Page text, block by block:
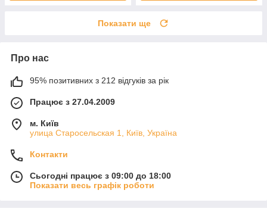
Показати ще
Про нас
95% позитивних з 212 відгуків за рік
Працює з 27.04.2009
м. Київ
улица Старосельская 1, Київ, Україна
Контакти
Сьогодні працює з 09:00 до 18:00
Показати весь графік роботи